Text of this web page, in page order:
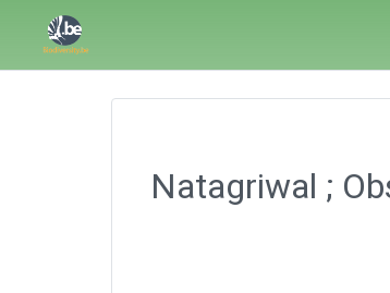
Natagriwal ;